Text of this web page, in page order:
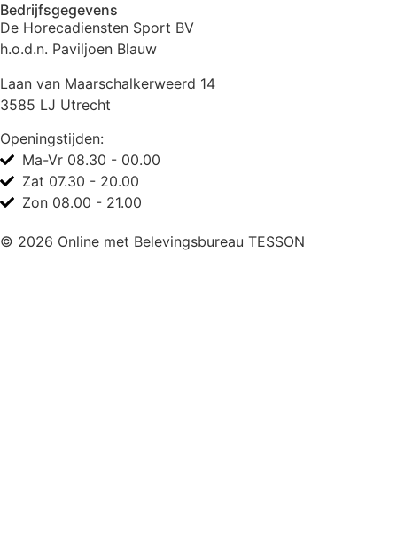
Bedrijfsgegevens
De Horecadiensten Sport BV
h.o.d.n. Paviljoen Blauw
Laan van Maarschalkerweerd 14
3585 LJ Utrecht
Openingstijden:
Ma-Vr 08.30 - 00.00
Zat 07.30 - 20.00
Zon 08.00 - 21.00
© 2026 Online met Belevingsbureau TESSON